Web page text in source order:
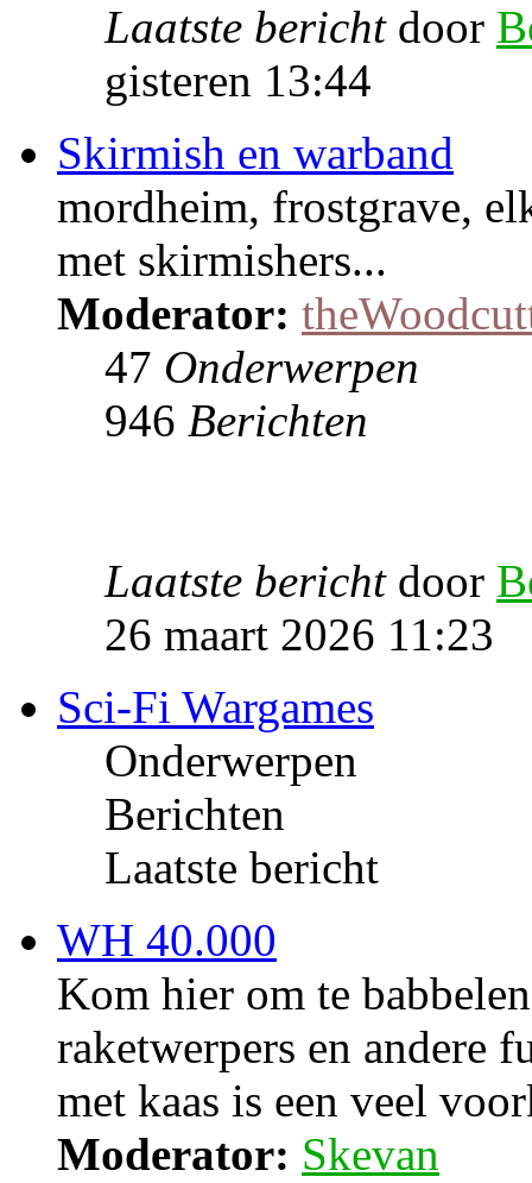
Laatste berichtdoor
gisteren 13:44
Skirmish en warband
mordheim, frostgrave,
met skirmishers...
Moderator:
47 Onderwerpen
946 Berichten
Laatste berichtdoor
26 maart 2026 11:23
Sci-Fi Wargames
Onderwerpen
Berichten
Laatste bericht
WH 40.000
Kom hier om te
raketwerpers en andere
met kaas is een veel
Moderator: Skevan